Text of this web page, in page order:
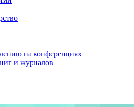
на конференциях
и журналов